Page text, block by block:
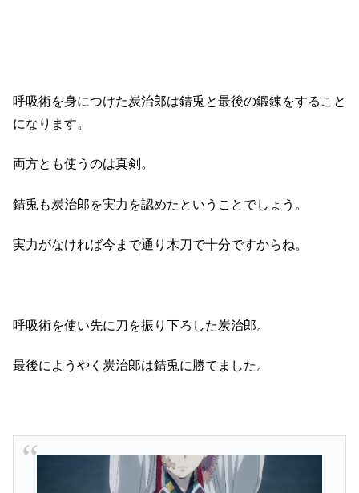
呼吸術を身につけた炭治郎は錆兎と最後の鍛錬をすること
になります。
両方とも使うのは真剣。
錆兎も炭治郎を実力を認めたということでしょう。
実力がなければ今まで通り木刀で十分ですからね。
呼吸術を使い先に刀を振り下ろした炭治郎。
最後にようやく炭治郎は錆兎に勝てました。